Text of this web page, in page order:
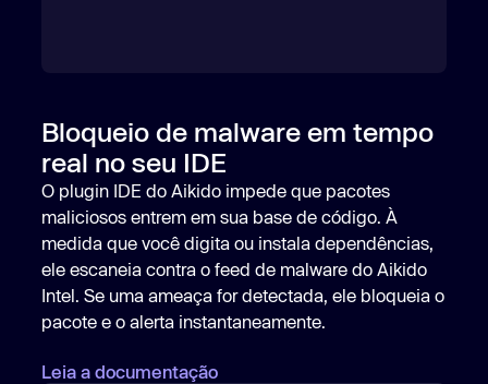
Bloqueio de malware em tempo
real no seu IDE
O plugin IDE do Aikido impede que pacotes
maliciosos entrem em sua base de código. À
medida que você digita ou instala dependências,
ele escaneia contra o feed de malware do Aikido
Intel. Se uma ameaça for detectada, ele bloqueia o
pacote e o alerta instantaneamente.
Leia a documentação